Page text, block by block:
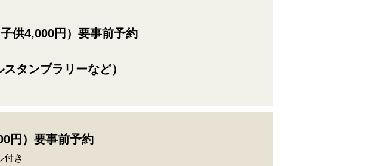
供4,000円）要事前予約
タンプラリーなど）
円）要事前予約
付き